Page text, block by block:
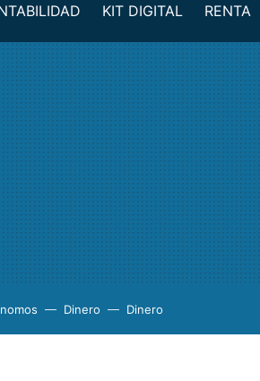
KIT DIGITAL RENTA
Dinero Dinero